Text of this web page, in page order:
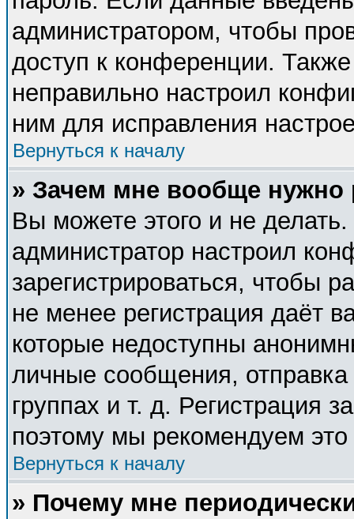
администратором, чтобы
доступ к конференции.
неправильно настроил
ним для исправления
Вернуться к началу
» Зачем мне вообще нужно
Вы можете этого и не делать.
администратор настроил
зарегистрироваться, чтобы
не менее регистрация даёт
которые недоступны
личные сообщения,
группах и т. д. Регистрация
поэтому мы рекомендуем это
Вернуться к началу
» Почему мне